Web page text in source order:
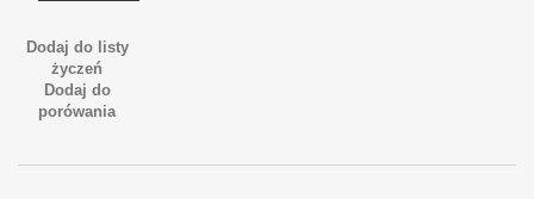
Dodaj do listy
życzeń
Dodaj do
porówania